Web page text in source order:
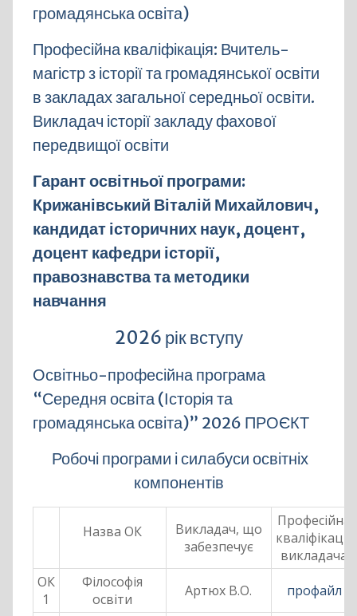
громадянська освіта)
Професійна кваліфікація: Вчитель-
магістр з історії та громадянської освіти
в закладах загальної середньої освіти.
Викладач історії закладу фахової
передвищої освіти
Гарант освітньої програми:
Крижанівський Віталій Михайлович,
кандидат історичних наук, доцент,
доцент кафедри історії,
правознавства та методики
навчання
2026 рік вступу
Освітньо-професійна програма
“Середня освіта (Історія та
громадянська освіта)” 2026 ПРОЄКТ
Робочі програми і силабуси освітніх
компонентів
Назва ОК
Викладач, що
забезпечує
Професійна
кваліфікація
викладача
ОК
1
Філософія
освіти
Артюх В.О. профайл